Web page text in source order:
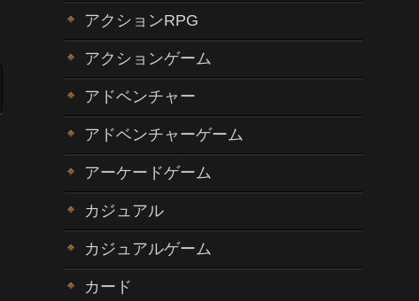
アクションRPG
アクションゲーム
アドベンチャー
アドベンチャーゲーム
アーケードゲーム
カジュアル
カジュアルゲーム
カード